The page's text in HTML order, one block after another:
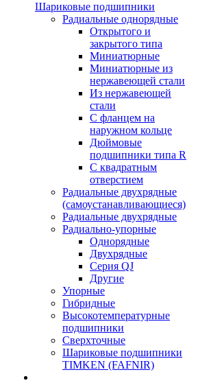
Шариковые подшипники
Радиальные однорядные
Открытого и
закрытого типа
Миниатюрные
Миниатюрные из
нержавеющей стали
Из нержавеющей
стали
С фланцем на
наружном кольце
Дюймовые
подшипники типа R
С квадратным
отверстием
Радиальные двухрядные
(самоустанавливающиеся)
Радиальные двухрядные
Радиально-упорные
Однорядные
Двухрядные
Серия QJ
Другие
Упорные
Гибридные
Высокотемпературные
подшипники
Сверхточные
Шариковые подшипники
TIMKEN (FAFNIR)